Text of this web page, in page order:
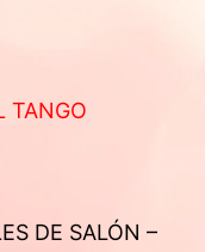
TANGO
DE SALÓN –